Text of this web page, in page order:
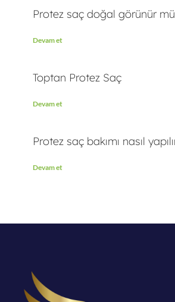
Protez saç doğal görünür
Devam et
Toptan Protez Saç
Devam et
Protez saç bakımı nasıl
Devam et